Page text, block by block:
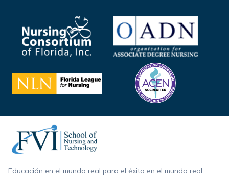
Educación en el mundo real para el éxito en el mundo real